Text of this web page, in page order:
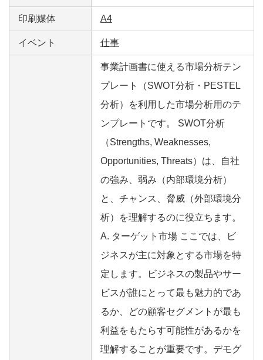
印刷媒体 A4
イベント 仕事
事業計画書に使える市場分析テン
プレート（SWOT分析・PESTEL
分析）を利用した市場分析用のテ
ンプレートです。 SWOT分析
（Strengths, Weaknesses,
Opportunities, Threats）は、自社
の強み、弱み（内部環境分析）
と、チャンス、脅威（外部環境分
析）を理解するのに役立ちます。
A. ターゲット市場 ここでは、ビ
ジネスが主に対象とする市場を特
定します。ビジネスの製品やサー
ビスが誰にとって最も魅力的であ
るか、どの顧客セグメントが最も
利益をもたらす可能性があるかを
理解することが重要です。デモグ